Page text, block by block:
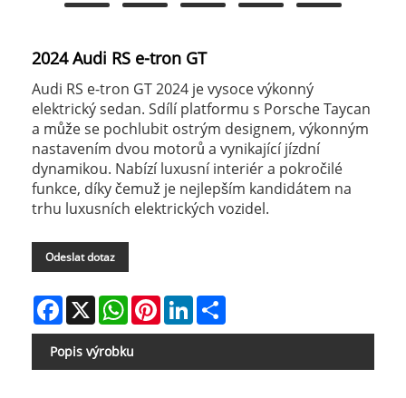
2024 Audi RS e-tron GT
Audi RS e-tron GT 2024 je vysoce výkonný
elektrický sedan. Sdílí platformu s Porsche Taycan
a může se pochlubit ostrým designem, výkonným
nastavením dvou motorů a vynikající jízdní
dynamikou. Nabízí luxusní interiér a pokročilé
funkce, díky čemuž je nejlepším kandidátem na
trhu luxusních elektrických vozidel.
Odeslat dotaz
Facebook
X WhatsAppPinterestLinkedIn
Popis výrobku